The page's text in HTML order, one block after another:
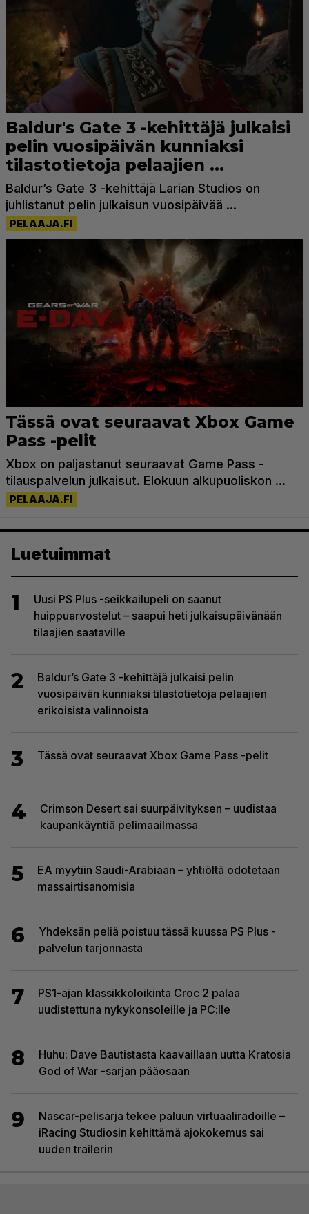
Luetuimmat
1
Uusi PS Plus -seikkailupeli on saanut
huippuarvostelut – saapui heti julkaisupäivänään
tilaajien saataville
2
Baldur’s Gate 3 -kehittäjä julkaisi pelin
vuosipäivän kunniaksi tilastotietoja pelaajien
erikoisista valinnoista
3 Tässä ovat seuraavat Xbox Game Pass -pelit
4
Crimson Desert sai suurpäivityksen – uudistaa
kaupankäyntiä pelimaailmassa
5
EA myytiin Saudi-Arabiaan – yhtiöltä odotetaan
massairtisanomisia
6
Yhdeksän peliä poistuu tässä kuussa PS Plus -
palvelun tarjonnasta
7
PS1-ajan klassikkoloikinta Croc 2 palaa
uudistettuna nykykonsoleille ja PC:lle
8
Huhu: Dave Bautistasta kaavaillaan uutta Kratosia
God of War -sarjan pääosaan
9
Nascar-pelisarja tekee paluun virtuaaliradoille –
iRacing Studiosin kehittämä ajokokemus sai
uuden trailerin